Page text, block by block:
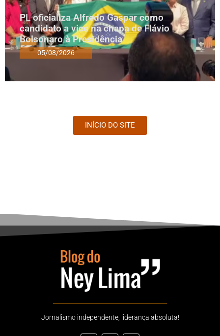
PL oficializa Alfredo Gaspar como
candidato a vice na chapa de Flávio
Bolsonaro à Presidência
05/08/2026
INÍCIO DO SITE
Jornalismo independente, liderança absoluta!